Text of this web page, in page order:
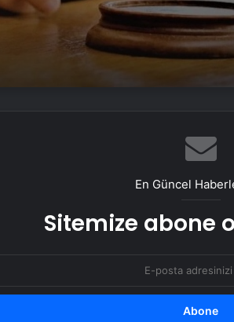
En Güncel
Sitemize abone